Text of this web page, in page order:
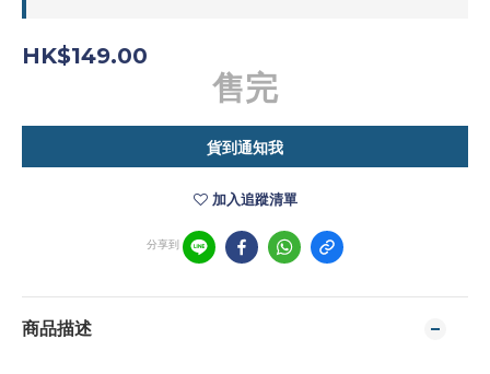
HK$149.00
售完
貨到通知我
加入追蹤清單
分享到
商品描述